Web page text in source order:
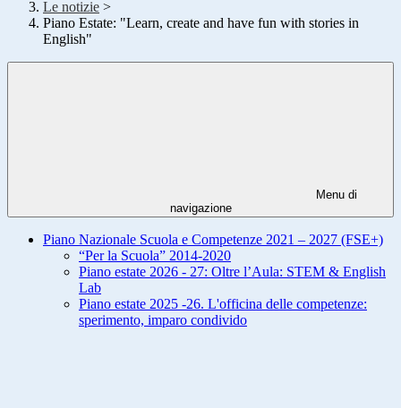
Le notizie >
Piano Estate: "Learn, create and have fun with stories in
English"
Menu di
navigazione
Piano Nazionale Scuola e Competenze 2021 – 2027 (FSE+)
“Per la Scuola” 2014-2020
Piano estate 2026 - 27: Oltre l’Aula: STEM & English
Lab
Piano estate 2025 -26. L'officina delle competenze:
sperimento, imparo condivido